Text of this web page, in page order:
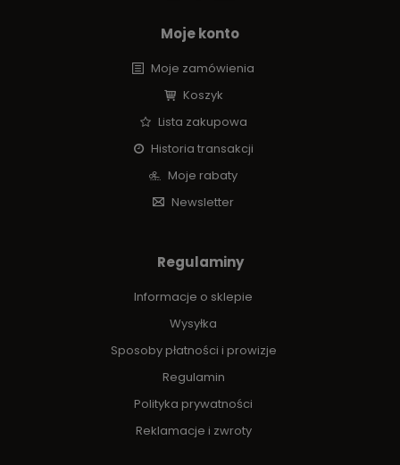
Moje konto
Moje zamówienia
Koszyk
Lista zakupowa
Historia transakcji
Moje rabaty
Newsletter
Regulaminy
Informacje o sklepie
Wysyłka
Sposoby płatności i prowizje
Regulamin
Polityka prywatności
Reklamacje i zwroty